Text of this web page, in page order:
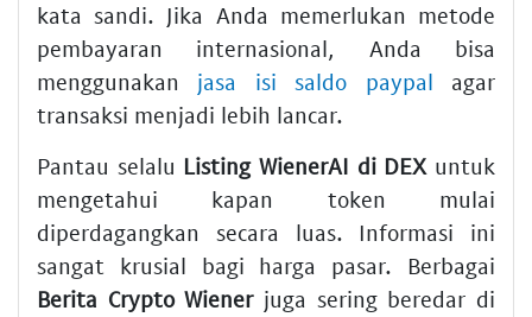
kata sandi. Jika Anda memerlukan metode
pembayaran internasional, Anda bisa
menggunakan jasa isi saldo paypal agar
transaksi menjadi lebih lancar.
Pantau selalu Listing WienerAI di DEX untuk
mengetahui kapan token mulai
diperdagangkan secara luas. Informasi ini
sangat krusial bagi harga pasar. Berbagai
Berita Crypto Wienerjuga sering beredar di